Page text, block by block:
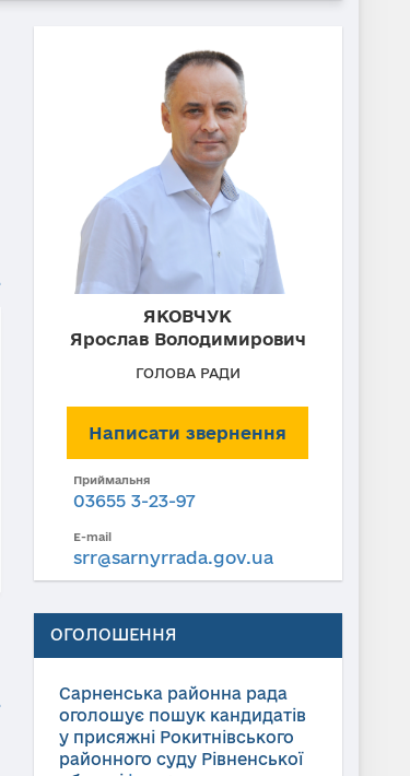
ЯКОВЧУК
Ярослав Володимирович
ГОЛОВА РАДИ
Написати звернення
Приймальня
03655 3-23-97
E-mail
srr@sarnyrrada.gov.ua
ОГОЛОШЕННЯ
Сарненська районна рада
оголошує пошук кандидатів
у присяжні Рокитнівського
районного суду Рівненської